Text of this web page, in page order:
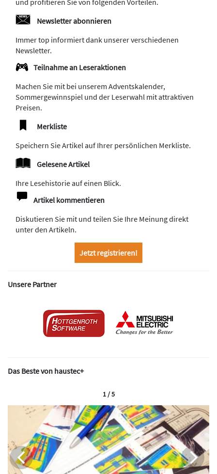
und profitieren Sie von folgenden Vorteilen.
Newsletter abonnieren
Immer top informiert dank unserer verschiedenen
Newsletter.
Teilnahme an Leseraktionen
Machen Sie mit bei unserem Adventskalender,
Sommergewinnspiel und der Leserwahl mit attraktiven
Preisen.
Merkliste
Speichern Sie Artikel auf Ihrer persönlichen Merkliste.
Gelesene Artikel
Ihre Lesehistorie auf einen Blick.
Artikel kommentieren
Diskutieren Sie mit und teilen Sie Ihre Meinung direkt
unter den Artikeln.
Jetzt registrieren!
Unsere Partner
Das Beste von haustec+
1 / 5